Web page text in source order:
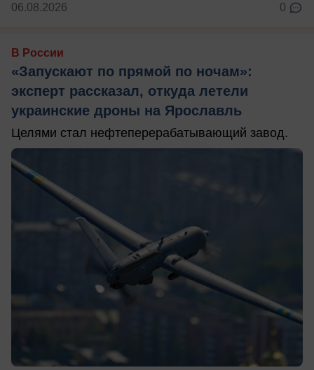
06.08.2026 0
В России
«Запускают по прямой по ночам»:
эксперт рассказал, откуда летели
украинские дроны на Ярославль
Целями стал нефтеперерабатывающий завод.